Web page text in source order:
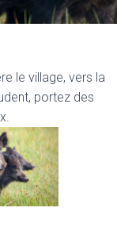
le village, vers la
portez des